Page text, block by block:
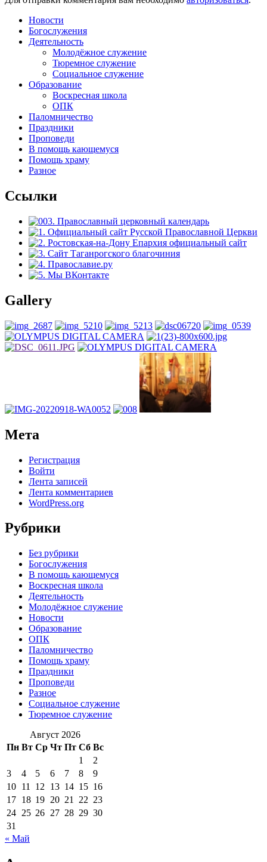
Новости
Богослужения
Деятельность
Молодёжное служение
Тюремное служение
Социальное служение
Образование
Воскресная школа
ОПК
Паломничество
Праздники
Проповеди
В помощь кающемуся
Помощь храму
Разное
Ссылки
Gallery
Мета
Регистрация
Войти
Лента записей
Лента комментариев
WordPress.org
Рубрики
Без рубрики
Богослужения
В помощь кающемуся
Воскресная школа
Деятельность
Молодёжное служение
Новости
Образование
ОПК
Паломничество
Помощь храму
Праздники
Проповеди
Разное
Социальное служение
Тюремное служение
Август 2026
Пн Вт Ср Чт Пт Сб Вс
1
2
3
4 5 6 7 8
9
10 11 12 13 14 15 16
17 18 19 20 21 22 23
24 25 26 27 28 29 30
31
« Май